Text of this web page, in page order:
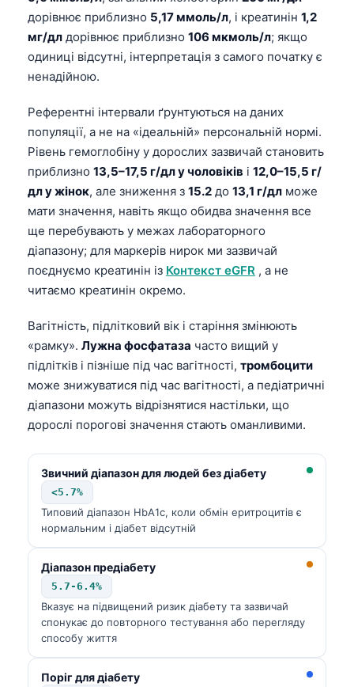
дорівнює приблизно 5,17 ммоль/л, і креатинін 1,2
мг/дл дорівнює приблизно 106 мкмоль/л; якщо
одиниці відсутні, інтерпретація з самого початку є
ненадійною.
Референтні інтервали ґрунтуються на даних
популяції, а не на «ідеальній» персональній нормі.
Рівень гемоглобіну у дорослих зазвичай становить
приблизно 13,5–17,5 г/дл у чоловіків і 12,0–15,5 г/
дл у жінок, але зниження з 15.2 до 13,1 г/дл може
мати значення, навіть якщо обидва значення все
ще перебувають у межах лабораторного
діапазону; для маркерів нирок ми зазвичай
поєднуємо креатинін із Контекст eGFR , а не
читаємо креатинін окремо.
Вагітність, підлітковий вік і старіння змінюють
«рамку». Лужна фосфатаза часто вищий у
підлітків і пізніше під час вагітності, тромбоцити
може знижуватися під час вагітності, а педіатричні
діапазони можуть відрізнятися настільки, що
дорослі порогові значення стають оманливими.
Звичний діапазон для людей без діабету
<5.7%
Типовий діапазон HbA1c, коли обмін еритроцитів є
нормальним і діабет відсутній
Діапазон предіабету
5.7-6.4%
Вказує на підвищений ризик діабету та зазвичай
спонукає до повторного тестування або перегляду
способу життя
Поріг для діабету